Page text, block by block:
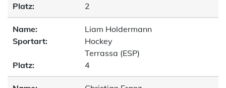
Platz:
2
Name:
Liam Holdermann
Sportart:
Hockey
Terrassa (ESP)
Platz:
4